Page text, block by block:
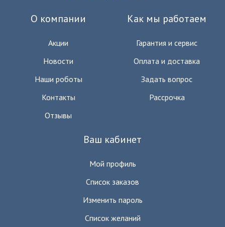
О компании
Акции
Новости
Наши роботы
Контакты
Отзывы
Как мы работаем
Гарантия и сервис
Оплата и доставка
Задать вопрос
Рассрочка
Ваш кабинет
Мой профиль
Список заказов
Изменить пароль
Список желаний